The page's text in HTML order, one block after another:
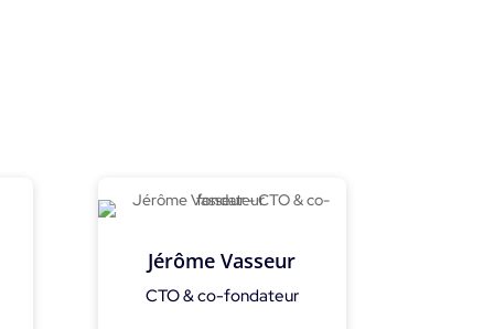
Jérôme Vasseur
CTO & co-fondateur